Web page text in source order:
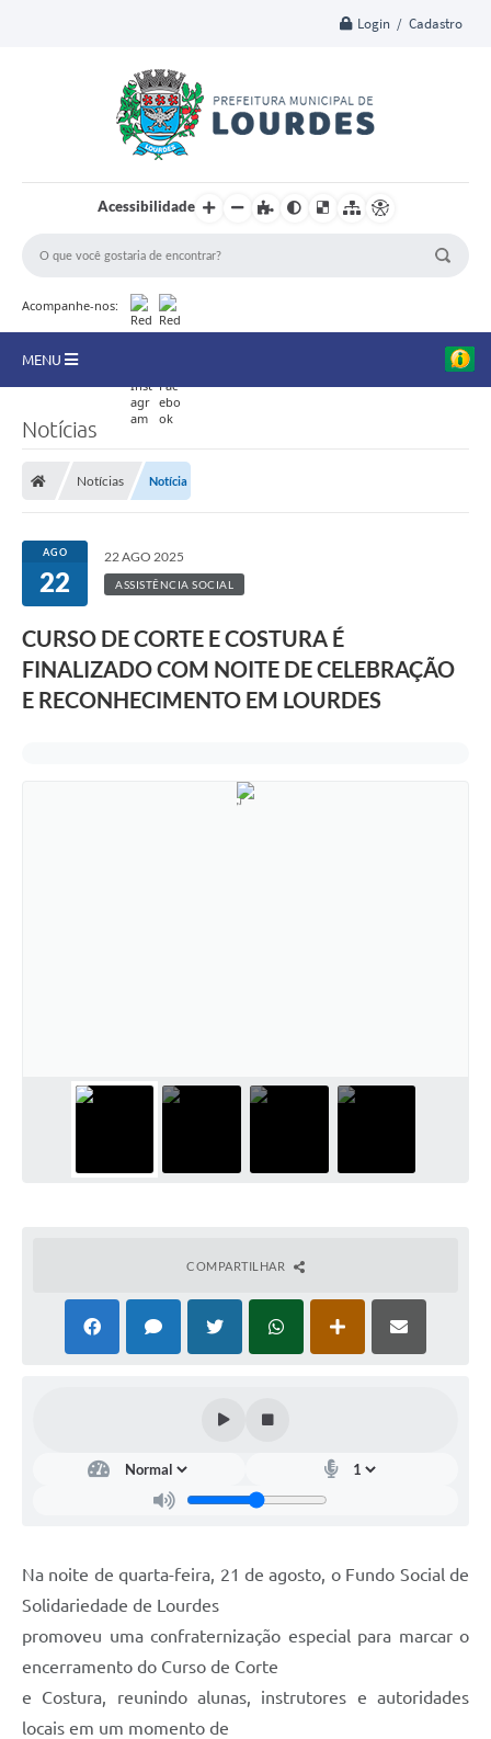
Login / Cadastro
Acessibilidade
Acompanhe-nos:
MENU
Telefones Úteis
Notícias
Acesso a Informação
Contato
QUESTIONÁRIO PPA 2026/2029, LDO 2026 e LOA 2026
Arquivos para Download
Contas Públicas
PPA
Nota Fiscal Eletrônica
Notícias
Notícias Notícia
AGO
22
22 AGO 2025
ASSISTÊNCIA SOCIAL
CURSO DE CORTE E COSTURA É
FINALIZADO COM NOITE DE CELEBRAÇÃO
E RECONHECIMENTO EM LOURDES
COMPARTILHAR
Na noite de quarta-feira, 21 de agosto, o Fundo Social de
Solidariedade de Lourdes
promoveu uma confraternização especial para marcar o
encerramento do Curso de Corte
e Costura, reunindo alunas, instrutores e autoridades
locais em um momento de